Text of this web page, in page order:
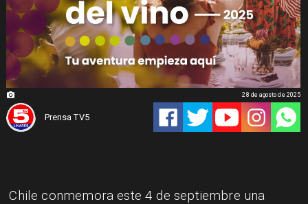
Prensa TV5
28 de agosto de 2025
Chile conmemora este 4 de septiembre una